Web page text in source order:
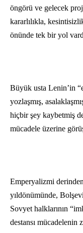
öngörü ve gelecek
kararlılıkla,
önünde tek bir yol
Büyük usta Lenin’in
yozlaşmış,
hiçbir şey kaybetmiş
mücadele üzerine
Emperyalizmi
yıldönümünde,
Sovyet halklarının
destansı